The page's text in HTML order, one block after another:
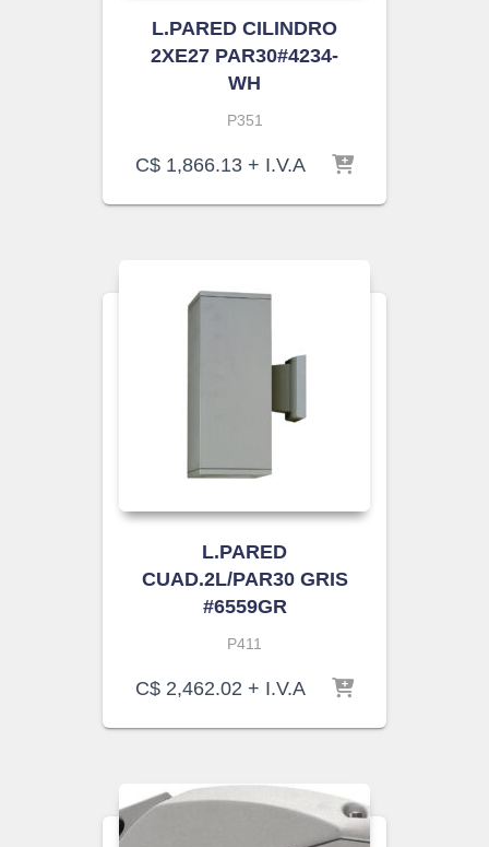
L.PARED CILINDRO
2XE27 PAR30#4234-
WH
P351
C$ 1,866.13 + I.V.A
L.PARED
CUAD.2L/PAR30 GRIS
#6559GR
P411
C$ 2,462.02 + I.V.A